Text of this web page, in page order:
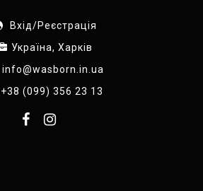
Вхід/Реєстрація
Україна, Харків
info@wasborn.in.ua
+38 (099) 356 23 13